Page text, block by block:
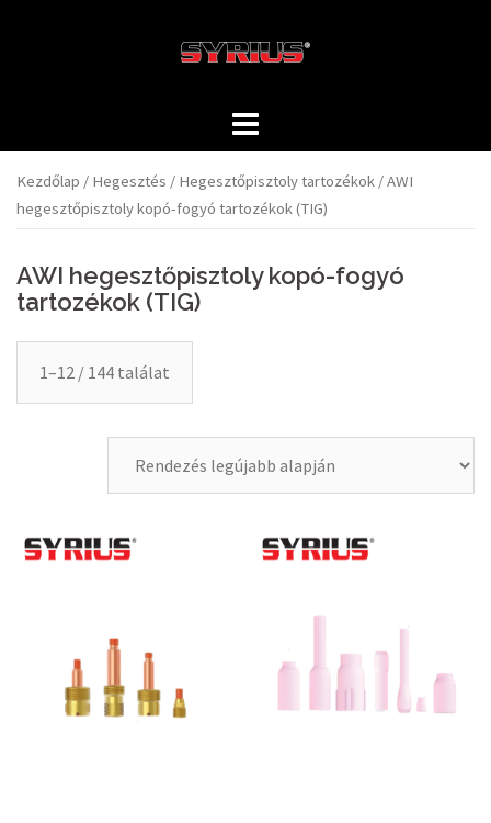
Kezdőlap / Hegesztés / Hegesztőpisztoly tartozékok / AWI
hegesztőpisztoly kopó-fogyó tartozékok (TIG)
AWI hegesztőpisztoly kopó-fogyó
tartozékok (TIG)
1–12 / 144 találat